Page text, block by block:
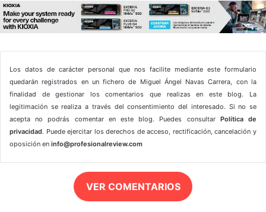
Los datos de carácter personal que nos facilite mediante este formulario
quedarán registrados en un fichero de Miguel Ángel Navas Carrera, con la
finalidad de gestionar los comentarios que realizas en este blog. La
legitimación se realiza a través del consentimiento del interesado. Si no se
acepta no podrás comentar en este blog. Puedes consultar Política de
privacidad. Puede ejercitar los derechos de acceso, rectificación, cancelación y
oposición en info@profesionalreview.com
VER COMENTARIOS